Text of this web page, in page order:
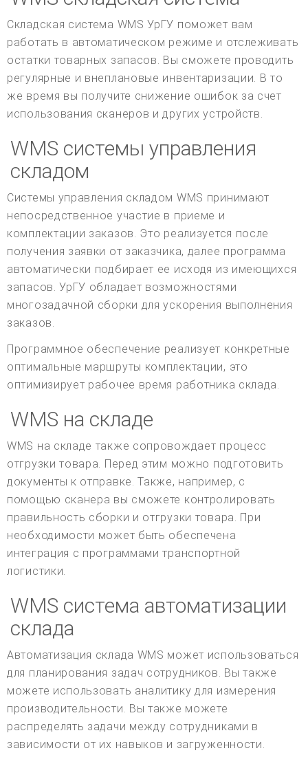
Складская система WMS УрГУ поможет вам
работать в автоматическом режиме и отслеживать
остатки товарных запасов. Вы сможете проводить
регулярные и внеплановые инвентаризации. В то
же время вы получите снижение ошибок за счет
использования сканеров и других устройств.
WMS системы управления
складом
Системы управления складом WMS принимают
непосредственное участие в приеме и
комплектации заказов. Это реализуется после
получения заявки от заказчика, далее программа
автоматически подбирает ее исходя из имеющихся
запасов. УрГУ обладает возможностями
многозадачной сборки для ускорения выполнения
заказов.
Программное обеспечение реализует конкретные
оптимальные маршруты комплектации, это
оптимизирует рабочее время работника склада.
WMS на складе
WMS на складе также сопровождает процесс
отгрузки товара. Перед этим можно подготовить
документы к отправке. Также, например, с
помощью сканера вы сможете контролировать
правильность сборки и отгрузки товара. При
необходимости может быть обеспечена
интеграция с программами транспортной
логистики.
WMS система автоматизации
склада
Автоматизация склада WMS может использоваться
для планирования задач сотрудников. Вы также
можете использовать аналитику для измерения
производительности. Вы также можете
распределять задачи между сотрудниками в
зависимости от их навыков и загруженности.